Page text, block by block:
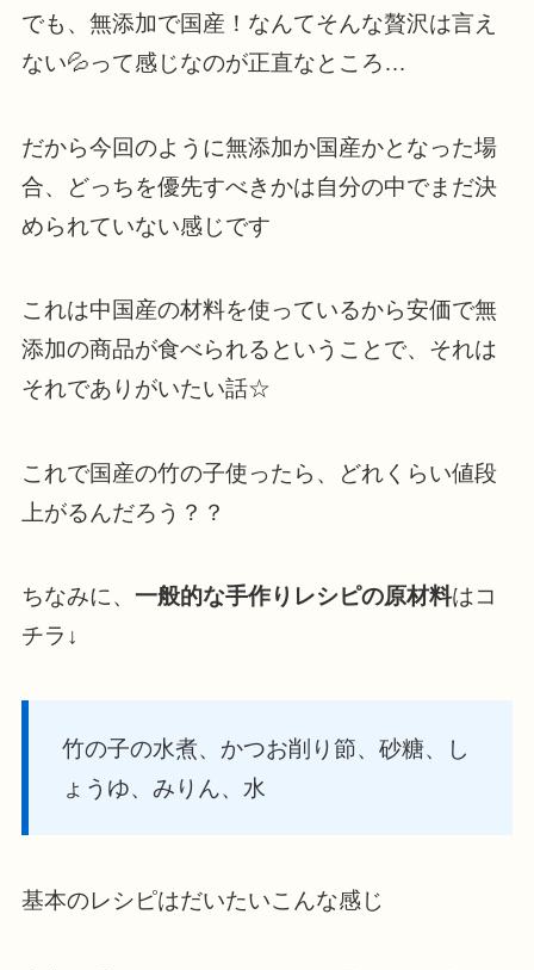
でも、無添加で国産！なんてそんな贅沢は言え
ない💦って感じなのが正直なところ…
だから今回のように無添加か国産かとなった場
合、どっちを優先すべきかは自分の中でまだ決
められていない感じです
これは中国産の材料を使っているから安価で無
添加の商品が食べられるということで、それは
それでありがいたい話☆
これで国産の竹の子使ったら、どれくらい値段
上がるんだろう？？
ちなみに、 一般的な手作りレシピの原材料はコ
チラ↓
竹の子の水煮、かつお削り節、砂糖、し
ょうゆ、みりん、水
基本のレシピはだいたいこんな感じ